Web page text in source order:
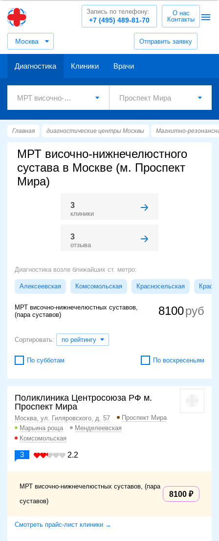
Москва Отправить заявку
+7 (495) 489-81-70
Запись по телефону:
О нас
Контакты
Диагностика Клиники Врачи
Главная диагностические центры Москвы Магнитно-
МРТ височно-нижнечелюстного
сустава в Москве (м. Проспект
Мира)
3
клиники
3
отзыва
Диагностика возле ближайших ст. метро:
Алексеевская Комсомольская Красносельская
МРТ височно-нижнечелюстных суставов,
(пара суставов)
8100
Сортировать: по рейтингу
По субботам По воскресеньям
Поликлиника Центросоюза РФ м.
Проспект Мира
Москва, ул. Гиляровского, д. 57
Проспект Мира
Марьина роща
Менделеевская
Комсомольская
3 2.2
МРТ височно-нижнечелюстных суставов, (пара
суставов)
8100
Смотреть прайс-лист клиники →